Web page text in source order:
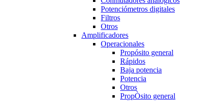
Potenciómetros digitales
Filtros
Otros
Amplificadores
Operacionales
Propósito general
Rápidos
Baja potencia
Potencia
Otros
PropÒsito general